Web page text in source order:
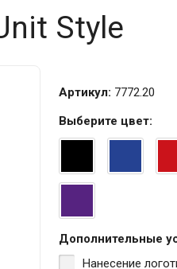
Style
Артикул: 7772.20
Выберите цвет:
Дополнительные
Нанесение